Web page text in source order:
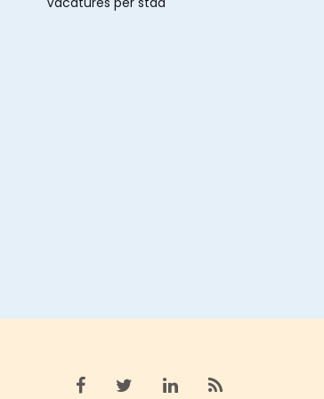
Bekijk facebook
Bekijk X (twitter)
Bekijk linkedin
Bekijk rss